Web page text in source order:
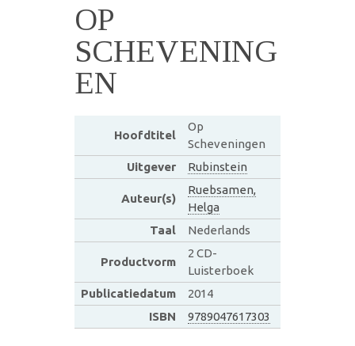
OP
SCHEVENING
EN
Hoofdtitel
Op
Scheveningen
Uitgever
Rubinstein
Auteur(s)
Ruebsamen,
Helga
Taal
Nederlands
Productvorm
2 CD-
Luisterboek
Publicatiedatum
2014
ISBN
9789047617303